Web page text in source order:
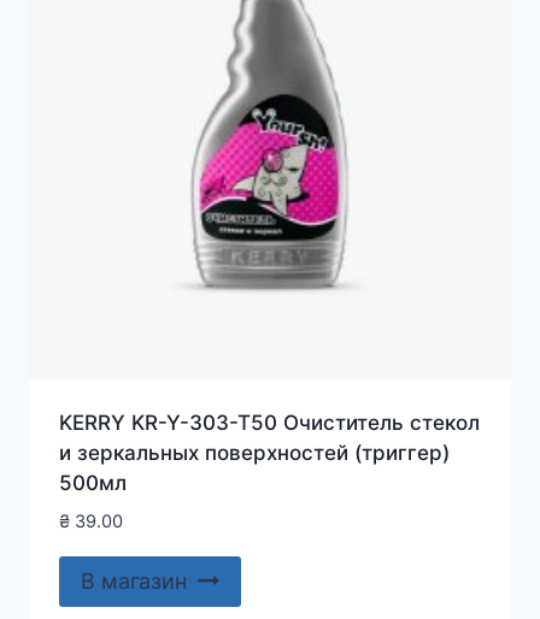
KERRY KR-Y-303-T50 Очиститель стекол
и зеркальных поверхностей (триггер)
500мл
₴39.00
В магазин